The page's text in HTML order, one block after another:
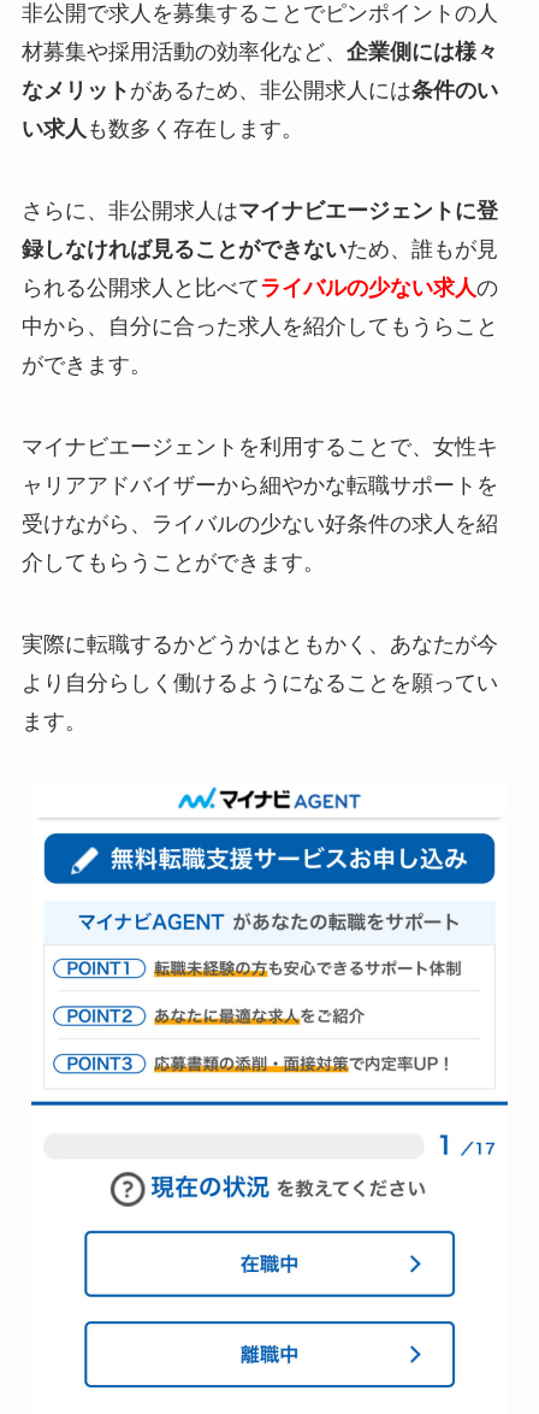
非公開で求人を募集することでピンポイントの人
材募集や採用活動の効率化など、 企業側には様々
なメリット があるため、非公開求人には条件のい
い求人 も数多く存在します。
さらに、非公開求人はマイナビエージェントに登
録しなければ見ることができないため、誰もが見
られる公開求人と比べて ライバルの少ない求人の
中から、自分に合った求人を紹介してもうらこと
ができます。
マイナビエージェントを利用することで、女性キ
ャリアアドバイザーから細やかな転職サポートを
受けながら、ライバルの少ない好条件の求人を紹
介してもらうことができます。
実際に転職するかどうかはともかく、あなたが今
より自分らしく働けるようになることを願ってい
ます。